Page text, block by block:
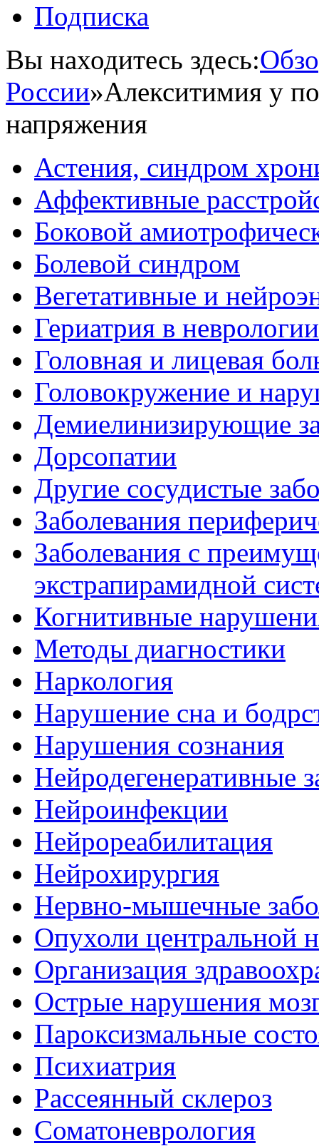
Подписка
Вы находитесь здесь:
России»Алекситимия у
напряжения
Астения, синдром
Аффективные
Боковой
Болевой синдром
Вегетативные и
Гериатрия в неврологии
Головная и лицевая
Головокружение и
Демиелинизирующие
Дорсопатии
Другие сосудистые
Заболевания
Заболевания с
экстрапирамидной
Когнитивные
Методы диагностики
Наркология
Нарушение сна и
Нарушения сознания
Нейродегенеративные
Нейроинфекции
Нейрореабилитация
Нейрохирургия
Нервно-мышечные
Опухоли центральной
Организация
Острые нарушения
Пароксизмальные
Психиатрия
Рассеянный склероз
Соматоневрология